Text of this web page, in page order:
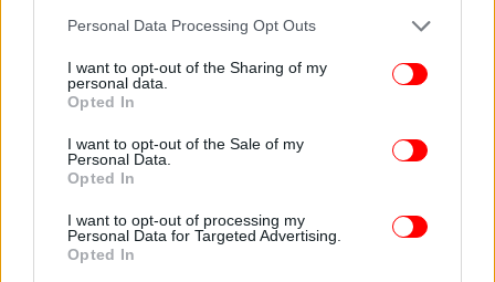
Please note that this website/app uses one or more Google
not limited to your visit or usage behaviour. You may click to
grant or deny consent to Google and its third-party tags to
use your data for below specified purposes in below Google
consent section.
Personal Data Processing Opt Outs
I want to opt-out of the Sharing of my
personal data.
Opted In
I want to opt-out of the Sale of my
Personal Data.
Opted In
I want to opt-out of processing my
Personal Data for Targeted Advertising.
Opted In
το πλαίσιο των ελευθεριών για τους πλήρως
εμβολιασμένους πολίτες, ξεκαθάρισε ότι «δεν
υπάρχει περίπτωση γενικού lockdown, δεν
υπάρχουν περιορισμοί στην κινητικότητα των
εμβολιασμένων. Αυτό είναι το γενικό πλαίσιο που
θα ανακοινωθεί αύριο».
ΟΛΕΣ ΟΙ ΕΙΔΗΣΕΙΣ
Θρίλερ με τον θάνατο του ποδοσφαιριστή Νίκου